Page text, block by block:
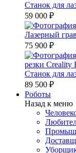
Станок для
59 000 ₽
Лазерный
75 900 ₽
Станок для
89 500 ₽
Роботы
Назад к меню